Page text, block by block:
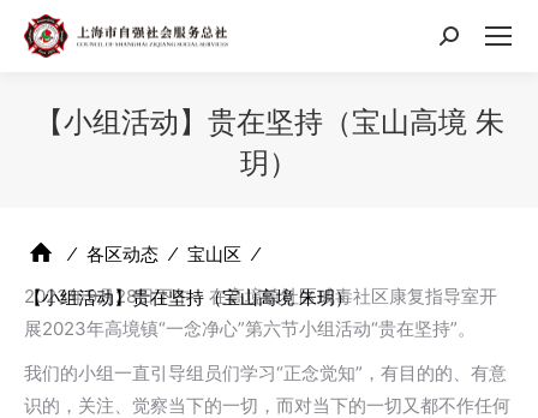
搜
【小组活动】贵在坚持（宝山高境 朱
玥）
⁄ 各区动态 ⁄ 宝山区 ⁄
【小组活动】贵在坚持（宝山高境 朱玥）
2023年9月28日下午，在高境镇社区戒毒社区康复指导室开
展2023年高境镇“一念净心”第六节小组活动“贵在坚持”。
我们的小组一直引导组员们学习“正念觉知”，有目的的、有意
识的，关注、觉察当下的一切，而对当下的一切又都不作任何